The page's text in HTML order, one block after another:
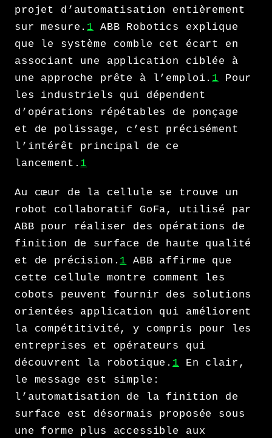
projet d’automatisation entièrement
sur mesure. 1 ABB Robotics explique
que le système comble cet écart en
associant une application ciblée à
une approche prête à l’emploi. 1 Pour
les industriels qui dépendent
d’opérations répétables de ponçage
et de polissage, c’est précisément
l’intérêt principal de ce
lancement. 1
Au cœur de la cellule se trouve un
robot collaboratif GoFa, utilisé par
ABB pour réaliser des opérations de
finition de surface de haute qualité
et de précision. 1 ABB affirme que
cette cellule montre comment les
cobots peuvent fournir des solutions
orientées application qui améliorent
la compétitivité, y compris pour les
entreprises et opérateurs qui
découvrent la robotique. 1 En clair,
le message est simple:
l’automatisation de la finition de
surface est désormais proposée sous
une forme plus accessible aux